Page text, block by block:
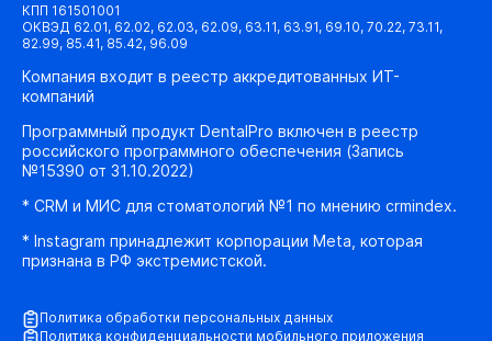
КПП 161501001
ОКВЭД 62.01, 62.02, 62.03, 62.09, 63.11, 63.91, 69.10, 70.22, 73.11,
82.99, 85.41, 85.42, 96.09
Компания входит в реестр аккредитованных ИТ-
компаний
Программный продукт DentalPro включен в реестр
российского программного обеспечения (Запись
№15390 от 31.10.2022)
* CRM и МИС для стоматологий №1 по мнению crmindex.
* Instagram принадлежит корпорации Meta, которая
признана в РФ экстремистской.
Политика обработки персональных данных
Политика конфиденциальности мобильного приложения